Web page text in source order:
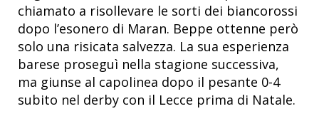
chiamato a risollevare le sorti dei biancorossi
dopo l’esonero di Maran. Beppe ottenne però
solo una risicata salvezza. La sua esperienza
barese proseguì nella stagione successiva,
ma giunse al capolinea dopo il pesante 0-4
subito nel derby con il Lecce prima di Natale.